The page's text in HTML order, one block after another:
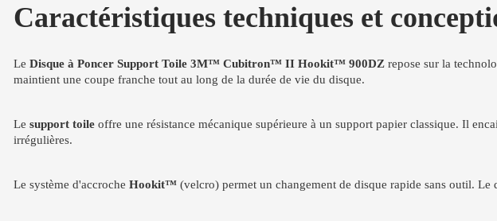
Caractéristiques techniques et
Le Disque à Poncer Support Toile 3M™ Cubitron™ II Hookit™ 900DZ repose sur la
maintient une coupe franche tout au long de la durée de vie du disque.
Le support toile offre une résistance mécanique supérieure à un support papier classique. Il
irrégulières.
Le système d'accroche Hookit™ (velcro) permet un changement de disque rapide sans outil.